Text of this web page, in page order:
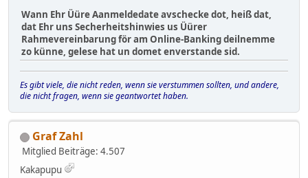
Wann Ehr Üüre Aanmeldedate avschecke dot, heiß dat,
dat Ehr uns Secherheitshinwies us Üürer
Rahmevereinbarung för am Online-Banking deilnemme
zo künne, gelese hat un domet enverstande sid.
Es gibt viele, die nicht reden, wenn sie verstummen sollten, und andere,
die nicht fragen, wenn sie geantwortet haben.
Graf Zahl
Mitglied Beiträge: 4.507
Kakapupu